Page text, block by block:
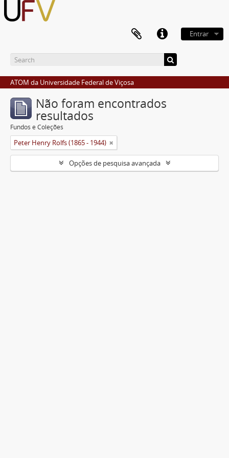
Entrar
ATOM da Universidade Federal de Viçosa
Não foram encontrados
resultados
Fundos e Coleções
Peter Henry Rolfs (1865 - 1944)
Opções de pesquisa avançada